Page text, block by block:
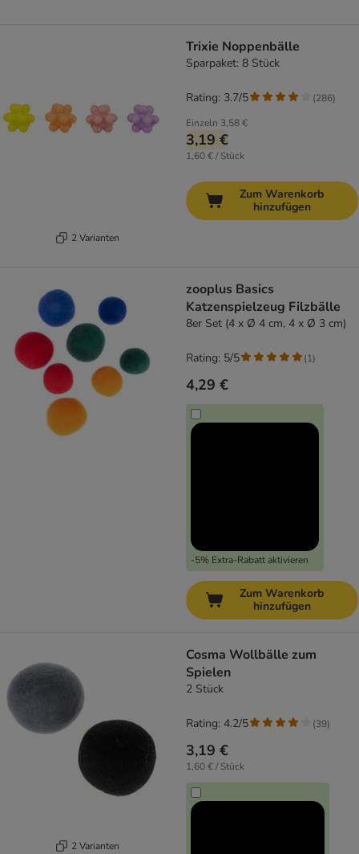
2 Varianten
Trixie Noppenbälle
Sparpaket: 8 Stück
Einzeln 3,58 €
3,19 €
1,60 € / Stück
Rating: 3.7/5 (286)
Zum Warenkorb
hinzufügen
zooplus Basics
Katzenspielzeug Filzbälle
8er Set (4 x Ø 4 cm, 4 x Ø 3 cm)
4,29 €
-5% Extra-Rabatt aktivieren
Rating: 5/5 (1)
Zum Warenkorb
hinzufügen
2 Varianten
Cosma Wollbälle zum
Spielen
2 Stück
3,19 €
1,60 € / Stück
Rating: 4.2/5 (39)